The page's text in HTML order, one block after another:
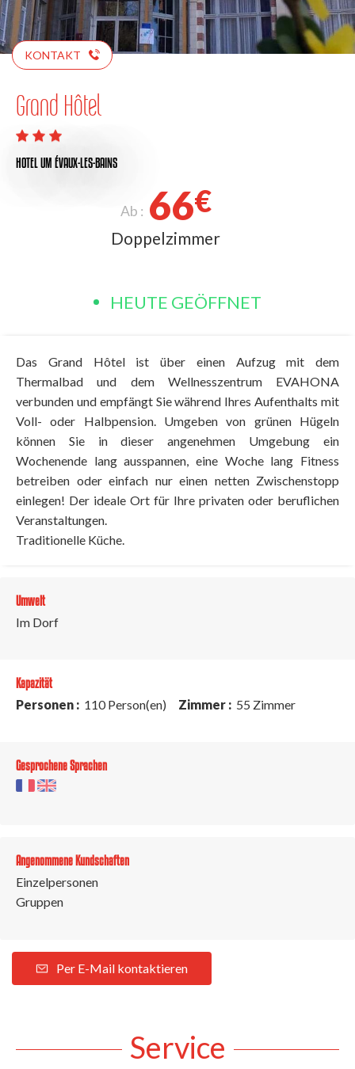
KONTAKT
Grand Hôtel
HOTEL UM ÉVAUX-LES-BAINS
Ab : 66€
Doppelzimmer
HEUTE GEÖFFNET
Das Grand Hôtel ist über einen Aufzug mit dem
Thermalbad und dem Wellnesszentrum EVAHONA
verbunden und empfängt Sie während Ihres Aufenthalts mit
Voll- oder Halbpension. Umgeben von grünen Hügeln
können Sie in dieser angenehmen Umgebung ein
Wochenende lang ausspannen, eine Woche lang Fitness
betreiben oder einfach nur einen netten Zwischenstopp
einlegen! Der ideale Ort für Ihre privaten oder beruflichen
Veranstaltungen.
Traditionelle Küche.
Umwelt
Im Dorf
Kapazität
Personen : 110 Person(en) Zimmer : 55 Zimmer
Gesprochene Sprachen
Angenommene Kundschaften
Einzelpersonen
Gruppen
Per E-Mail kontaktieren
Service